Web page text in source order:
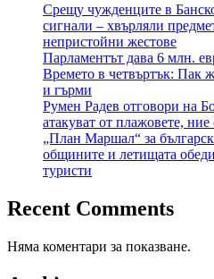
Срещу чужденците в
сигнали – хвърляли
непристойни жестове
Парламентът дава 6 млн.
Времето в четвъртък: Пак
и гърми
Румен Радев отговори на
атакуват от плажовете,
„План Маршал“ за
общините и летищата
туристи
Recent Comments
Няма коментари за показване.